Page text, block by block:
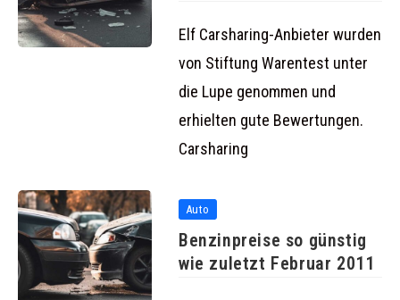
Elf Carsharing-Anbieter wurden
von Stiftung Warentest unter
die Lupe genommen und
erhielten gute Bewertungen.
Carsharing
Auto
Benzinpreise so günstig
wie zuletzt Februar 2011